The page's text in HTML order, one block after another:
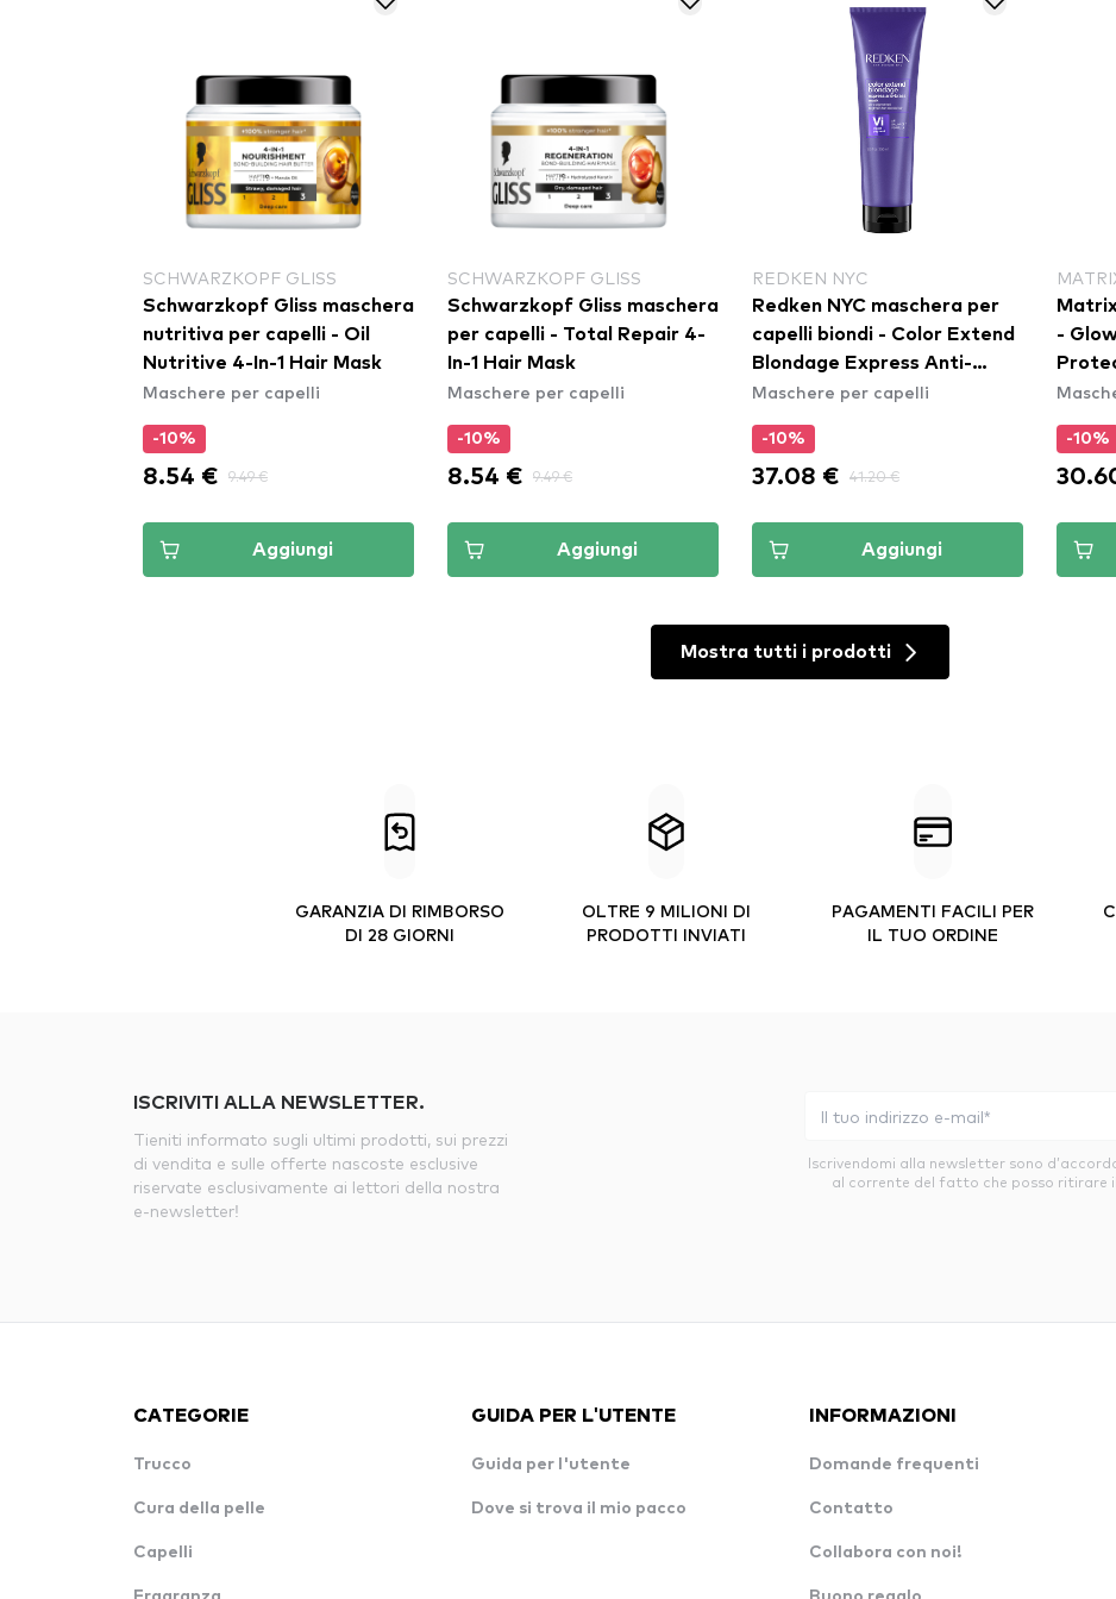
SCHWARZKOPF GLISS
Schwarzkopf Gliss maschera
nutritiva per capelli - Oil
Nutritive 4-In-1 Hair Mask
Maschere per capelli
-10%
8.54 € 9.49 €
Aggiungi
SCHWARZKOPF GLISS
Schwarzkopf Gliss maschera
per capelli - Total Repair 4-
In-1 Hair Mask
Maschere per capelli
-10%
8.54 € 9.49 €
Aggiungi
REDKEN NYC
Redken NYC maschera per
capelli biondi - Color Extend
Blondage Express Anti-
Brass Mask
Maschere per capelli
-10%
37.08 € 41.20 €
Aggiungi
-
-10%
Mostra tutti i prodotti
GARANZIA DI RIMBORSO
DI 28 GIORNI
OLTRE 9 MILIONI DI
PRODOTTI INVIATI
PAGAMENTI FACILI PER
IL TUO ORDINE
ISCRIVITI ALLA NEWSLETTER.
Tieniti informato sugli ultimi prodotti, sui prezzi
di vendita e sulle offerte nascoste esclusive
riservate esclusivamente ai lettori della nostra
e-newsletter!
Iscrivendomi alla newsletter sono
al corrente del fatto che posso ritirare
CATEGORIE
Trucco
Cura della pelle
Capelli
GUIDA PER L'UTENTE
Guida per l'utente
Dove si trova il mio pacco
INFORMAZIONI
Domande frequenti
Contatto
Collabora con noi!